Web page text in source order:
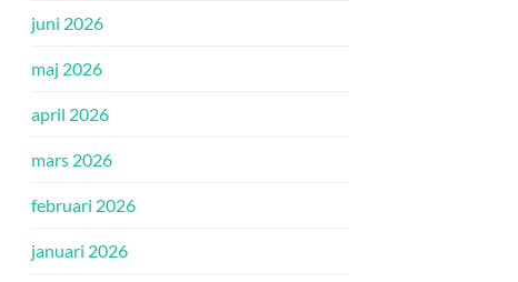
juni 2026
maj 2026
april 2026
mars 2026
februari 2026
januari 2026